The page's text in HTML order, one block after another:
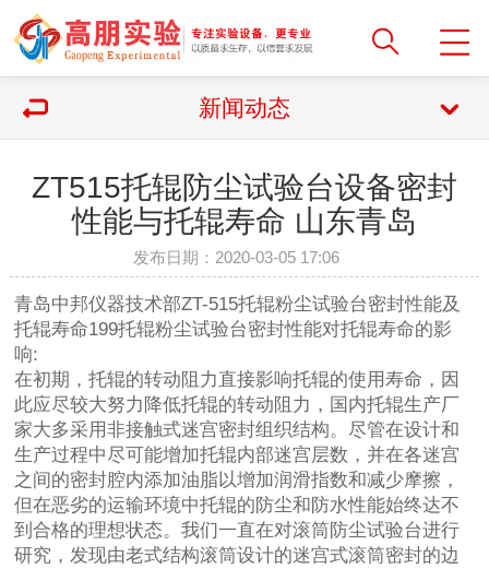
新闻动态
ZT515托辊防尘试验台设备密封
性能与托辊寿命 山东青岛
发布日期：2020-03-05 17:06
青岛中邦仪器技术部ZT-515托辊粉尘试验台密封性能及
托辊寿命199托辊粉尘试验台密封性能对托辊寿命的影
响:
在初期，托辊的转动阻力直接影响托辊的使用寿命，因
此应尽较大努力降低托辊的转动阻力，国内托辊生产厂
家大多采用非接触式迷宫密封组织结构。尽管在设计和
生产过程中尽可能增加托辊内部迷宫层数，并在各迷宫
之间的密封腔内添加油脂以增加润滑指数和减少摩擦，
但在恶劣的运输环境中托辊的防尘和防水性能始终达不
到合格的理想状态。我们一直在对滚筒防尘试验台进行
研究，发现由老式结构滚筒设计的迷宫式滚筒密封的边